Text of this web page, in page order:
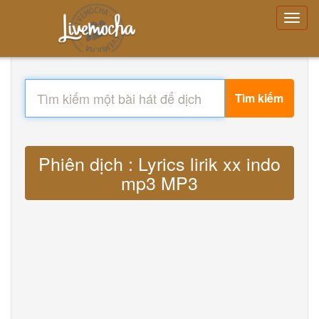
Tìm kiếm
Phiên dịch : Lyrics lirik xx indo
mp3 MP3